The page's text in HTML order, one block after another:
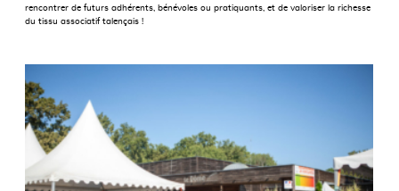
rencontrer de futurs adhérents, bénévoles ou pratiquants, et de valoriser la richesse
du tissu associatif talençais !